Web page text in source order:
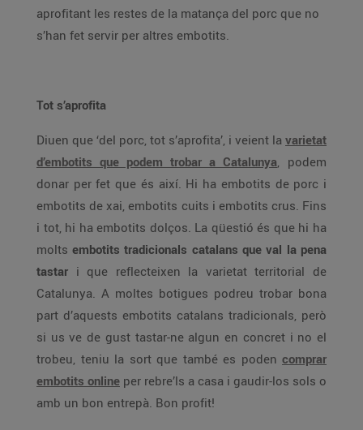
aprofitant les restes de la matança del porc que no
s’han fet servir per altres embotits.
Tot s’aprofita
Diuen que ‘del porc, tot s’aprofita’, i veient la varietat
d’embotits que podem trobar a Catalunya, podem
donar per fet que és així. Hi ha embotits de porc i
embotits de xai, embotits cuits i embotits crus. Fins
i tot, hi ha embotits dolços. La qüestió és que hi ha
molts embotits tradicionals catalans que val la pena
tastar i que reflecteixen la varietat territorial de
Catalunya. A moltes botigues podreu trobar bona
part d’aquests embotits catalans tradicionals, però
si us ve de gust tastar-ne algun en concret i no el
trobeu, teniu la sort que també es poden comprar
embotits online per rebre’ls a casa i gaudir-los sols o
amb un bon entrepà. Bon profit!